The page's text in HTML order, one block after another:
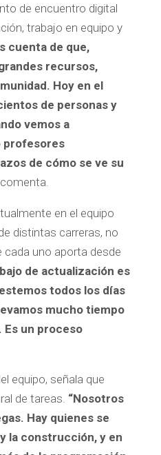
de encuentro digital
trabajo en equipo y
cuenta de que,
recursos,
Hoy en el
de personas y
vemos a
profesores
de cómo se ve su
en el equipo
distintas carreras, no
cada uno aporta desde
de actualización es
todos los días
mucho tiempo
Es un proceso
equipo, señala que
de tareas. “Nosotros
Hay quienes se
la construcción, y en